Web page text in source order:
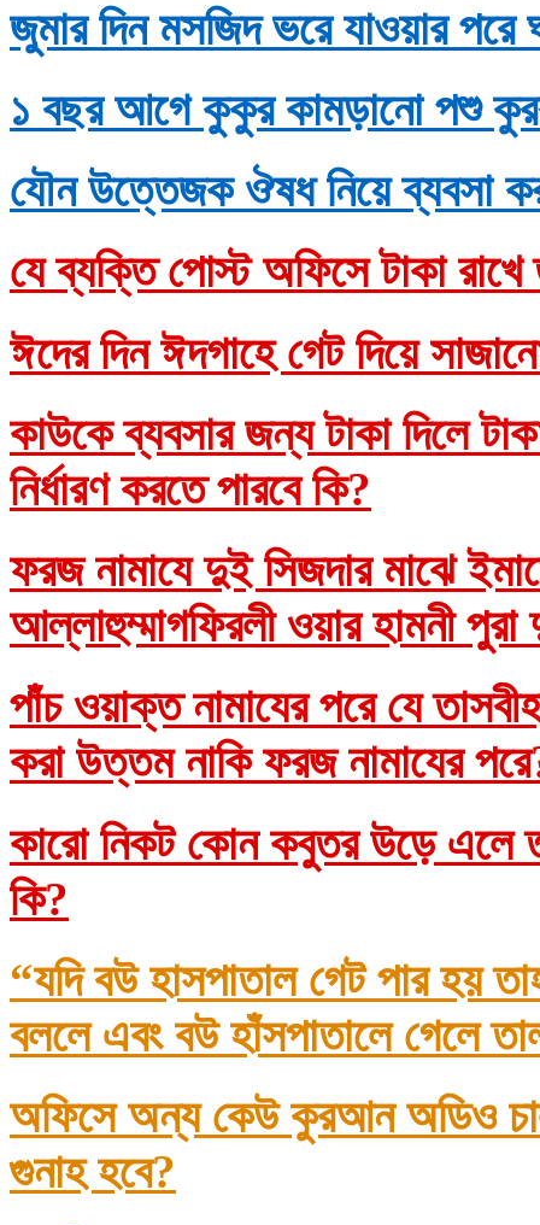
জুমার দিন মসজিদ ভরে যাওয়ার
১ বছর আগে কুকুর কামড়ানো পশু
যৌন উত্তেজক ঔষধ নিয়ে ব্যবসা
যে ব্যক্তি পোস্ট অফিসে টাকা রাখে
ঈদের দিন ঈদগাহে গেট দিয়ে
কাউকে ব্যবসার জন্য টাকা দিলে
নির্ধারণ করতে পারবে কি?
ফরজ নামাযে দুই সিজদার মাঝে
আল্লাহুম্মাগফিরলী ওয়ার হামনী
পাঁচ ওয়াক্ত নামাযের পরে যে
করা উত্তম নাকি ফরজ নামাযের
কারো নিকট কোন কবুতর উড়ে এলে
কি?
“যদি বউ হাসপাতাল গেট পার হয়
বললে এবং বউ হাঁসপাতালে গেলে
অফিসে অন্য কেউ কুরআন অডিও
গুনাহ হবে?